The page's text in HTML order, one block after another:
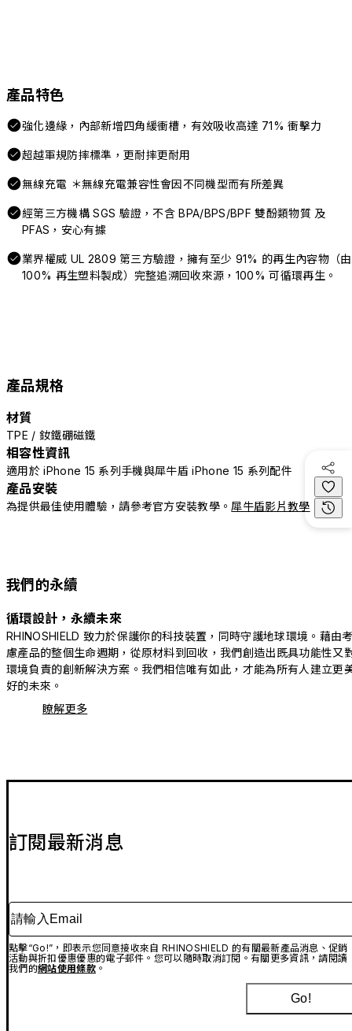
產品特色
強化邊緣，內部新增四角緩衝槽，有效吸收高達 71% 衝擊力
超越軍規防摔標準，更耐摔更耐用
無線充電 ＊無線充電兼容性會因不同機型而有所差異
經第三方機構 SGS 驗證，不含 BPA/BPS/BPF 雙酚類物質 及
PFAS，安心有據
業界權威 UL 2809 第三方驗證，擁有至少 91% 的再生內容物（由
100% 再生塑料製成）完整追溯回收來源，100% 可循環再生。
產品規格
材質
TPE / 釹鐵硼磁鐵
相容性資訊
適用於 iPhone 15 系列手機與犀牛盾 iPhone 15 系列配件
產品安裝
為提供最佳使用體驗，請參考官方安裝教學。 犀牛盾影片教學
我們的永續
循環設計，永續未來
RHINOSHIELD 致力於保護你的科技裝置，同時守護地球環境。藉由
慮產品的整個生命週期，從原材料到回收，我們創造出既具功能性又
環境負責的創新解決方案。我們相信唯有如此，才能為所有人建立更
好的未來。
瞭解更多
訂閱最新消息
請輸入Email
點擊“Go!”，即表示您同意接收來自 RHINOSHIELD 的有關最新產品消息、促銷
活動與折扣優惠優惠的電子郵件。您可以隨時取消訂閱。有關更多資訊，請閱讀
我們的網站使用條款。
Go!